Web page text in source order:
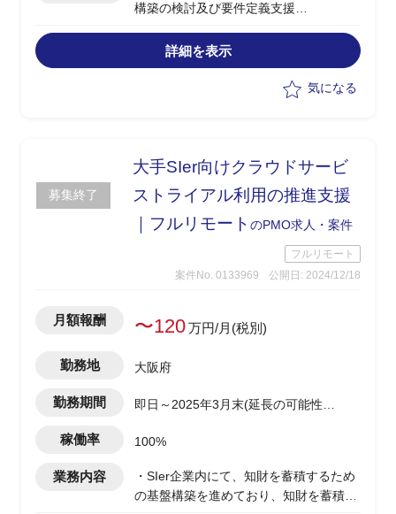
構築の検討及び要件定義支援
般管理製品は手動での管理分析工数を要
してしまうため、独自ツールの構築を企
・PJ計画書作成
・要件定義、WF作成
詳細を表示
気になる
募集終了
大手SIer向けクラウドサービ
ストライアル利用の推進支援
｜フルリモート のPMO求人・案件
フルリモート
案件No. 0133969
公開日: 2024/12/18
月額報酬 〜120万円/月(税別)
勤務地 大阪府
勤務期間
即日～2025年3月末(延長の可能性あ
稼働率 100%
業務内容
・SIer企業内にて、知財を蓄積するため
の基盤構築を進めており、知財を蓄積・